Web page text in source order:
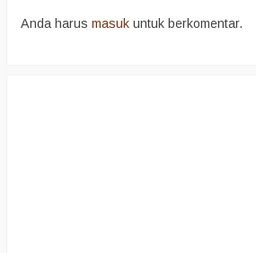
Anda harus masuk untuk berkomentar.